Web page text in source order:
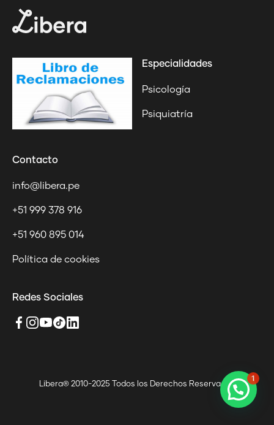
Especialidades
Psicología
Psiquiatría
Contacto
info@libera.pe
+51 999 378 916
+51 960 895 014
Política de cookies
Redes Sociales
Libera® 2010-2025 Todos los Derechos Reservados
1